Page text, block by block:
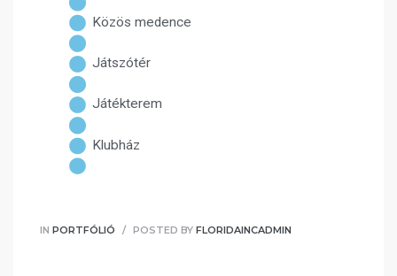
Közös medence
Játszótér
Játékterem
Klubház
IN PORTFÓLIÓ POSTED BY FLORIDAINCADMIN